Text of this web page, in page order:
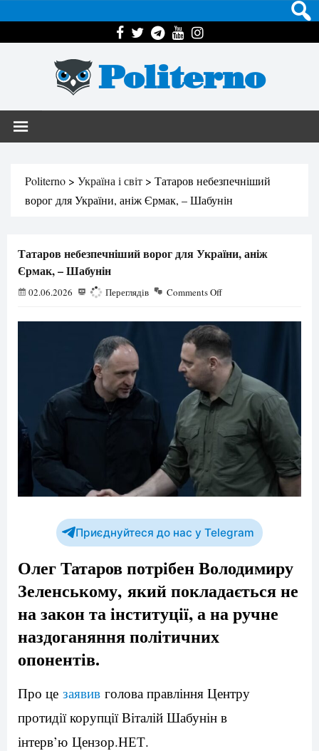
Politerno
Politerno > Україна і світ > Татаров небезпечніший
ворог для України, аніж Єрмак, – Шабунін
Татаров небезпечніший ворог для України, аніж
Єрмак, – Шабунін
02.06.2026 300 Переглядів Comments Off
Приєднуйтеся до нас у Telegram
Олег Татаров потрібен Володимиру
Зеленському, який покладається не
на закон та інституції, а на ручне
наздоганяння політичних
опонентів.
Про це заявив голова правління Центру
протидії корупції Віталій Шабунін в
інтерв’ю Цензор.НЕТ.